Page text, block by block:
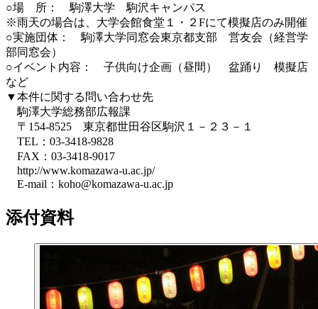
○場 所： 駒澤大学 駒沢キャンパス
※雨天の場合は、大学会館食堂１・２Fにて模擬店のみ開催
○実施団体： 駒澤大学同窓会東京都支部 営友会（経営学
部同窓会）
○イベント内容： 子供向け企画（昼間） 盆踊り 模擬店
など
▼本件に関する問い合わせ先
駒澤大学総務部広報課
〒154-8525 東京都世田谷区駒沢１－２３－１
TEL：03-3418-9828
FAX：03-3418-9017
http://www.komazawa-u.ac.jp/
E-mail：koho@komazawa-u.ac.jp
添付資料